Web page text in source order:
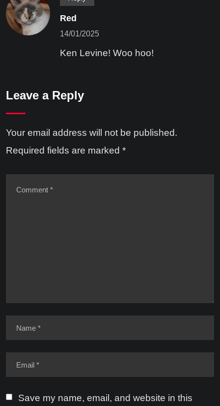
Red
14/01/2025
Ken Levine! Woo hoo!
Leave a Reply
Your email address will not be published.
Required fields are marked *
Save my name, email, and website in this